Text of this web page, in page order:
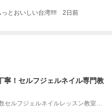
とおいしい台湾!!!! 2日前
寧！セルフジェルネイル専門教